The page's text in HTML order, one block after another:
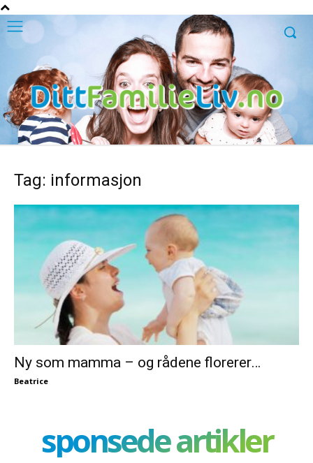
Tag: informasjon
Ny som mamma – og rådene florerer…
Beatrice
sponsede artikler